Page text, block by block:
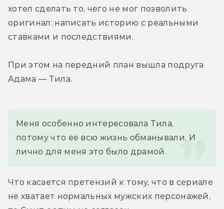
хотел сделать то, чего не мог позволить
оригинал: написать историю с реальными
ставками и последствиями.
При этом на передний план вышла подруга
Адама — Тила.
Меня особенно интересовала Тила,
потому что ее всю жизнь обманывали. И
лично для меня это было драмой.
Что касается претензий к тому, что в сериале
не хватает нормальных мужских персонажей,